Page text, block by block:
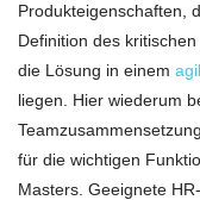
Produkteigenschaften,
Definition des
die Lösung in einem
liegen. Hier wiederum
für die wichtigen
Masters. Geeignete